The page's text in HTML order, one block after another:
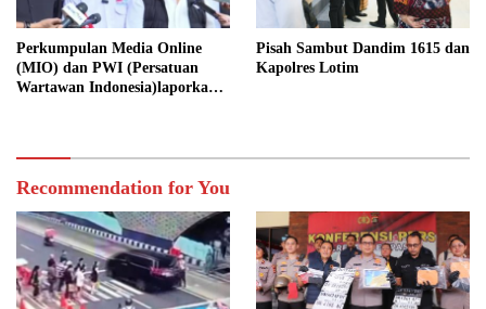
Perkumpulan Media Online
(MIO) dan PWI (Persatuan
Wartawan Indonesia)laporkan
Pisah Sambut Dandim 1615 dan
Kapolres Lotim
Recommendation for You